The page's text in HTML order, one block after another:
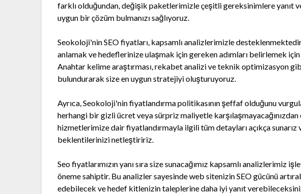
farklı olduğundan, değişik paketlerimizle çeşitli gereksinimlere yanıt
uygun bir çözüm bulmanızı sağlıyoruz.
Seokoloji'nin SEO fiyatları, kapsamlı analizlerimizle
anlamak ve hedeflerinize ulaşmak için gereken adımları belirlemek
Anahtar kelime araştırması, rekabet analizi ve teknik optimizasyon
bulundurarak size en uygun stratejiyi oluşturuyoruz.
Ayrıca, Seokoloji'nin fiyatlandırma politikasının şeffaf olduğunu
herhangi bir gizli ücret veya sürpriz maliyetle
hizmetlerimize dair fiyatlandırmayla ilgili tüm detayları açıkça
beklentilerinizi netleştiririz.
Seo fiyatlarımızın yanı sıra size sunacağımız kapsamlı analizlerimiz
öneme sahiptir. Bu analizler sayesinde web sitenizin SEO gücünü
edebilecek ve hedef kitlenizin taleplerine daha iyi yanıt